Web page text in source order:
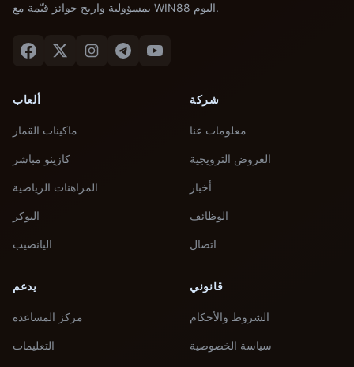
بمسؤولية واربح جوائز قيّمة مع WIN88 اليوم.
ألعاب
ماكينات القمار
كازينو مباشر
المراهنات الرياضية
البوكر
اليانصيب
شركة
معلومات عنا
العروض الترويجية
أخبار
الوظائف
اتصال
يدعم
مركز المساعدة
التعليمات
قانوني
الشروط والأحكام
سياسة الخصوصية